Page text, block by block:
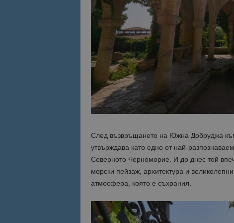
След възвръщането на Южна Добруджа
утвърждава като едно от най-
Северното Черноморие. И до днес той
морски пейзаж, архитектура и
атмосфера, която е съхранил.